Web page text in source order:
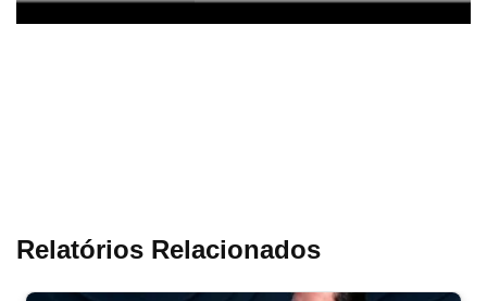
Relatórios Relacionados